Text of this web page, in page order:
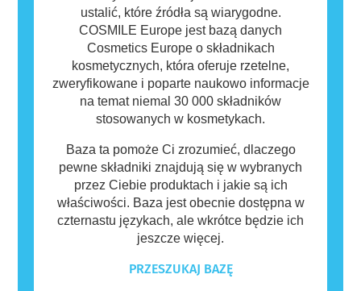
ustalić, które źródła są wiarygodne.
COSMILE Europe jest bazą danych
Cosmetics Europe o składnikach
kosmetycznych, która oferuje rzetelne,
zweryfikowane i poparte naukowo informacje
na temat niemal 30 000 składników
stosowanych w kosmetykach.
Baza ta pomoże Ci zrozumieć, dlaczego
pewne składniki znajdują się w wybranych
przez Ciebie produktach i jakie są ich
właściwości. Baza jest obecnie dostępna w
czternastu językach, ale wkrótce będzie ich
jeszcze więcej.
PRZESZUKAJ BAZĘ